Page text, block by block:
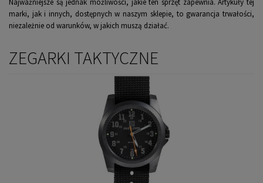
Najważniejsze są jednak możliwości, jakie ten sprzęt zapewnia. Artykuły tej
marki, jak i innych, dostępnych w naszym sklepie, to gwarancja trwałości,
niezależnie od warunków, w jakich muszą działać.
ZEGARKI TAKTYCZNE